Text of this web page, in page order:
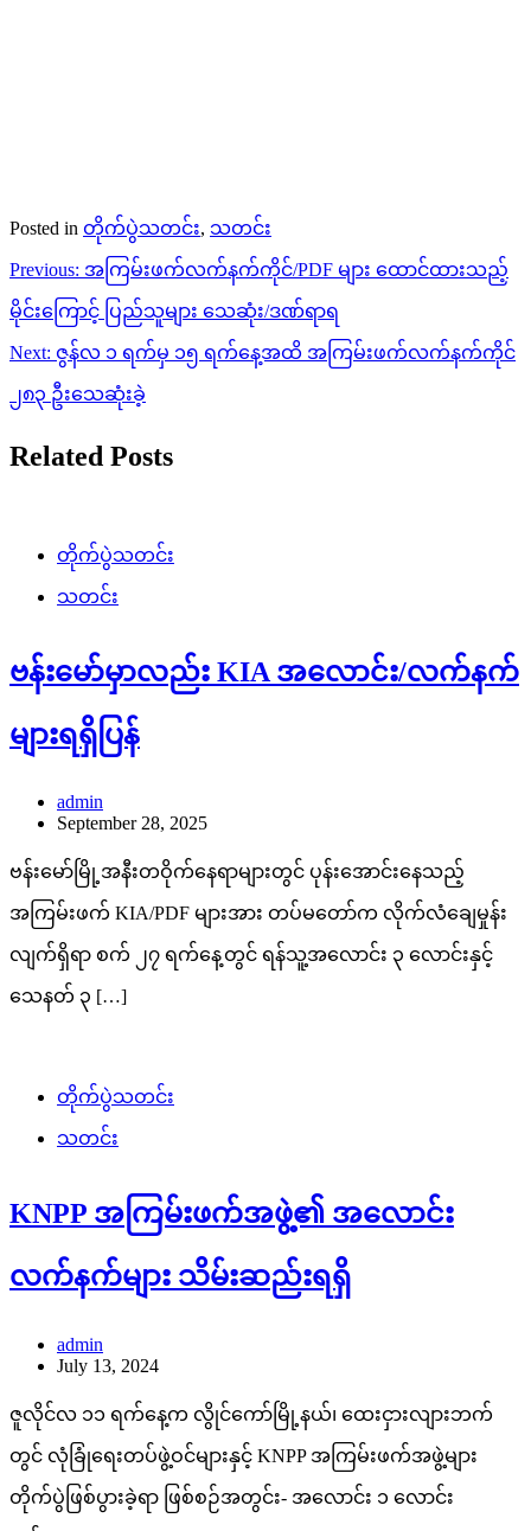
Posted in တိုက်ပွဲသတင်း, သတင်း
Post
navigation
Previous: အကြမ်းဖက်လက်နက်ကိုင်/PDF များ ထောင်ထားသည့်
မိုင်းကြောင့် ပြည်သူများ သေဆုံး/ဒဏ်ရာရ
Next: ဇွန်လ ၁ ရက်မှ ၁၅ ရက်နေ့အထိ အကြမ်းဖက်လက်နက်ကိုင်
၂၈၃ ဦးသေဆုံးခဲ့
Related Posts
တိုက်ပွဲသတင်း
သတင်း
ဗန်းမော်မှာလည်း KIA အလောင်း/လက်နက်
များရရှိပြန်
admin
September 28, 2025
ဗန်းမော်မြို့အနီးတဝိုက်နေရာများတွင် ပုန်းအောင်းနေသည့်
အကြမ်းဖက် KIA/PDF များအား တပ်မတော်က လိုက်လံချေမှုန်း
လျက်ရှိရာ စက် ၂၇ ရက်နေ့တွင် ရန်သူ့အလောင်း ၃ လောင်းနှင့်
သေနတ် ၃ […]
တိုက်ပွဲသတင်း
သတင်း
KNPP အကြမ်းဖက်အဖွဲ့၏ အလောင်း
လက်နက်များ သိမ်းဆည်းရရှိ
admin
July 13, 2024
ဇူလိုင်လ ၁၁ ရက်နေ့က လွိုင်ကော်မြို့နယ်၊ ထေးငှားလျားဘက်
တွင် လုံခြုံရေးတပ်ဖွဲ့ဝင်များနှင့် KNPP အကြမ်းဖက်အဖွဲ့များ
တိုက်ပွဲဖြစ်ပွားခဲ့ရာ ဖြစ်စဉ်အတွင်း- အလောင်း ၁ လောင်း